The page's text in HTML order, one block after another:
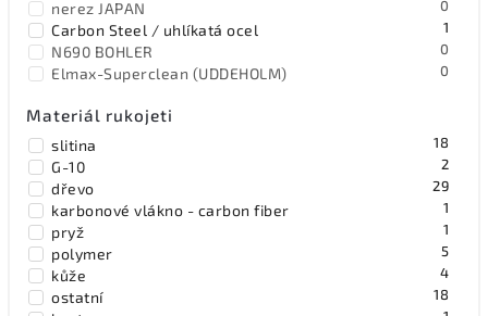
nerez JAPAN 0
Carbon Steel / uhlíkatá ocel 1
N690 BOHLER 0
Elmax-Superclean (UDDEHOLM) 0
Materiál rukojeti
slitina 18
G-10 2
dřevo 29
karbonové vlákno - carbon fiber 1
pryž 1
polymer 5
kůže 4
ostatní 18